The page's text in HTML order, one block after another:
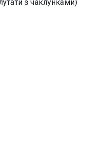
з чаклунками)